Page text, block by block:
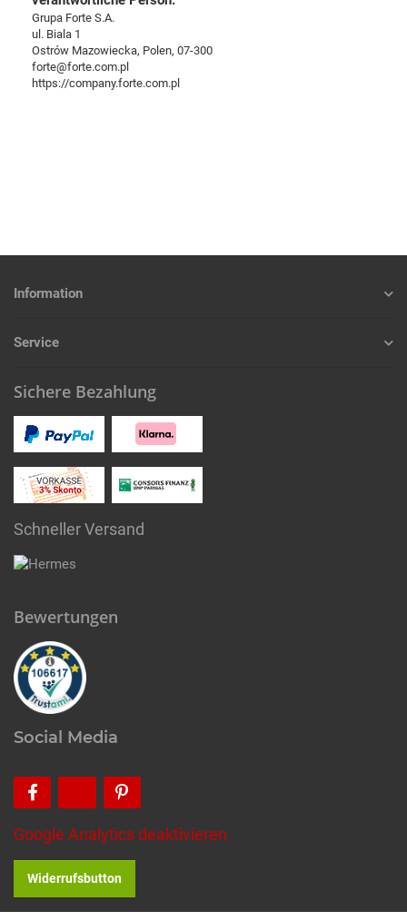
Grupa Forte S.A.
ul. Biala 1
Ostrów Mazowiecka, Polen, 07-300
forte@forte.com.pl
https://company.forte.com.pl
Information
Service
Sichere Bezahlung
Schneller Versand
Bewertungen
Social Media
Google Analytics deaktivieren
Widerrufsbutton